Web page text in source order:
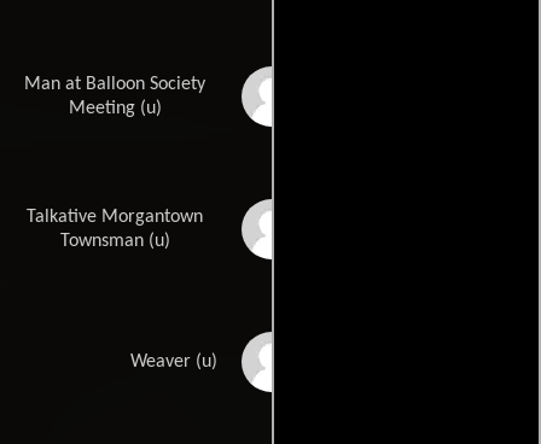
Man at Balloon Society
Meeting (u)
Talkative Morgantown
Townsman (u)
Weaver (u)